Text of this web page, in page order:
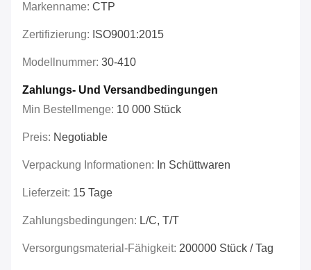
Markenname: CTP
Zertifizierung: ISO9001:2015
Modellnummer: 30-410
Zahlungs- Und Versandbedingungen
Min Bestellmenge: 10 000 Stück
Preis: Negotiable
Verpackung Informationen: In Schüttwaren
Lieferzeit: 15 Tage
Zahlungsbedingungen: L/C, T/T
Versorgungsmaterial-Fähigkeit: 200000 Stück / Tag